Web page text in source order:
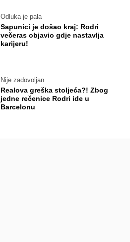
Odluka je pala
Sapunici je došao kraj: Rodri
večeras objavio gdje nastavlja
karijeru!
Nije zadovoljan
Realova greška stoljeća?! Zbog
jedne rečenice Rodri ide u
Barcelonu